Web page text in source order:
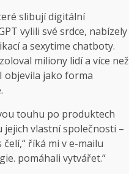
slibují digitální
vylili své srdce, nabízely
a sexytime chatboty.
miliony lidí a více než
objevila jako forma
touhu po produktech
vlastní společnosti –
říká mi v e-mailu
pomáhali vytvářet.“